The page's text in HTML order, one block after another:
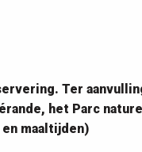
Ter
het Parc
maaltijden)